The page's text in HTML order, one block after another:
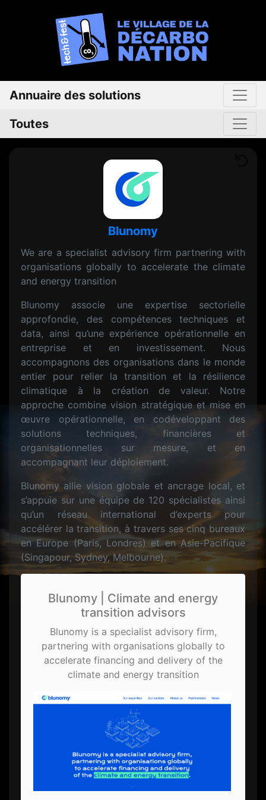
Annuaire des solutions
Toutes
Blunomy
We are a specialist advisory firm partnering with
organisations globally to accelerate the climate
and energy transition
Blunomy associe une expertise sectorielle
approfondie, des compétences techniques et
data, ainsi qu’une expérience opérationnelle en
entreprise et en investissement. Nous
accompagnons des organisations dans le monde
entier pour relier la transition et la résilience
climatique à la création de valeur. Notre
approche combine vision stratégique et mise en
œuvre opérationnelle, en codéveloppant des
solutions techniques, financières et
organisationnelles sur mesure, et en
accompagnant leur déploiement.
Blunomy allie vision globale et ancrage local, et
s’appuie sur une équipe de 120 spécialistes ainsi
qu’un réseau international d’experts pour
accélérer la transition, à travers ses cinq bureaux
en Europe (Paris, Londres) et en Asie-Pacifique
(Singapour, Sydney, Melbourne).
Blunomy | Climate and energy
transition advisors
Blunomy is a specialist advisory firm,
partnering with organisations globally to
accelerate financing and delivery of the
climate and energy transition